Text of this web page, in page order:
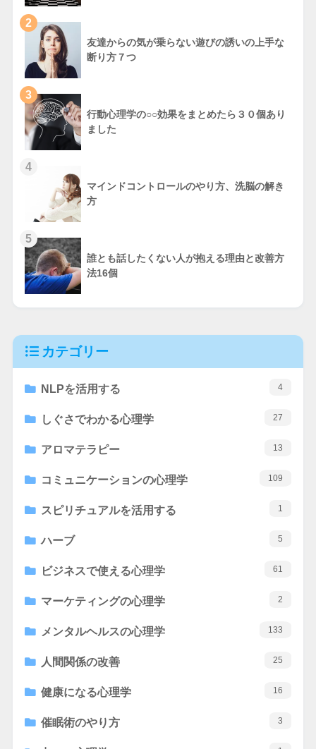
2
友達からの気が乗らない遊びの誘いの上手な
断り方７つ
3
行動心理学の○○効果をまとめたら３０個あり
ました
4
マインドコントロールのやり方、洗脳の解き
方
5
誰とも話したくない人が抱える理由と改善方
法16個
カテゴリー
NLPを活用する 4
しぐさでわかる心理学 27
アロマテラピー 13
コミュニケーションの心理学 109
スピリチュアルを活用する 1
ハーブ 5
ビジネスで使える心理学 61
マーケティングの心理学 2
メンタルヘルスの心理学 133
人間関係の改善 25
健康になる心理学 16
催眠術のやり方 3